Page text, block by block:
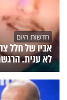
חדשות היום
אביו של חלל
לא ענית.